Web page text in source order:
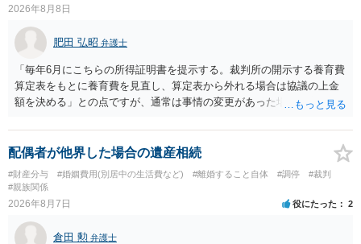
2026年8月8日
肥田 弘昭 弁護士
「毎年6月にこちらの所得証明書を提示する。裁判所の開示する養育費
算定表をもとに養育費を見直し、算定表から外れる場合は協議の上金
額を決める」との点ですが、通常は事情の変更があった場合に変更し
来なかった事情の変更により双方協議の上増減出来る」と「通知義務
に勤務先」が含まれているので、私に収入が入った事は相手に通知が
行く事になり、上記のような文言が無くても養育費の見直しは適宜出
来るかと思うのですが違うのでしょうか？との点はそのとおりかと思
います。養育費は事情の変更があった場合に変更するので毎年見直す
配偶者が他界した場合の遺産相続
#財産分与 #婚姻費用(別居中の生活費など) #離婚すること自体 #調停
#裁判
#親族関係
2026年8月7日 役にたった 2
倉田 勲 弁護士